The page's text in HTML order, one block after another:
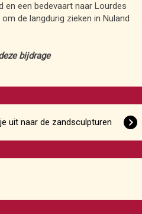
en een bedevaart naar Lourdes
de langdurig zieken in Nuland
bijdrage
uit naar de zandsculpturen